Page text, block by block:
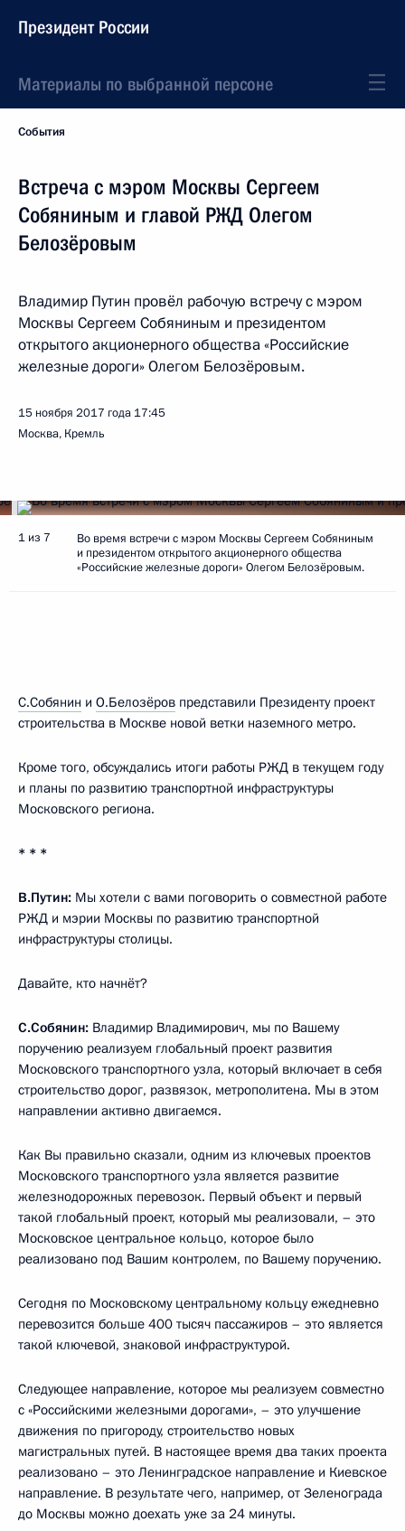
Президент России
Материалы по выбранной персоне
События
Встреча с мэром Москвы Сергеем
Собяниным и главой РЖД Олегом
Белозёровым
Владимир Путин провёл рабочую встречу с мэром
Москвы Сергеем Собяниным и президентом
открытого акционерного общества «Российские
железные дороги» Олегом Белозёровым.
15 ноября 2017 года 17:45
Москва, Кремль
1 из 7
Во время встречи с мэром Москвы Сергеем Собяниным
и президентом открытого акционерного общества
«Российские железные дороги» Олегом Белозёровым.
С.Собянин и О.Белозёров представили Президенту проект
строительства в Москве новой ветки наземного метро.
Кроме того, обсуждались итоги работы РЖД в текущем году
и планы по развитию транспортной инфраструктуры
Московского региона.
* * *
В.Путин: Мы хотели с вами поговорить о совместной работе
РЖД и мэрии Москвы по развитию транспортной
инфраструктуры столицы.
Давайте, кто начнёт?
С.Собянин: Владимир Владимирович, мы по Вашему
поручению реализуем глобальный проект развития
Московского транспортного узла, который включает в себя
строительство дорог, развязок, метрополитена. Мы в этом
направлении активно двигаемся.
Как Вы правильно сказали, одним из ключевых проектов
Московского транспортного узла является развитие
железнодорожных перевозок. Первый объект и первый
такой глобальный проект, который мы реализовали, – это
Московское центральное кольцо, которое было
реализовано под Вашим контролем, по Вашему поручению.
Сегодня по Московскому центральному кольцу ежедневно
перевозится больше 400 тысяч пассажиров – это является
такой ключевой, знаковой инфраструктурой.
Следующее направление, которое мы реализуем совместно
с «Российскими железными дорогами», – это улучшение
движения по пригороду, строительство новых
магистральных путей. В настоящее время два таких проекта
реализовано – это Ленинградское направление и Киевское
направление. В результате чего, например, от Зеленограда
до Москвы можно доехать уже за 24 минуты.